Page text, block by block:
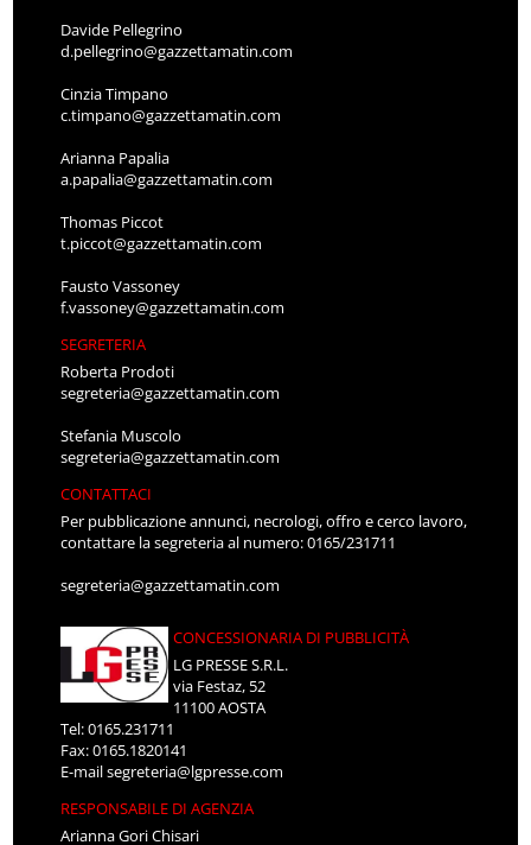
Davide Pellegrino
d.pellegrino@gazzettamatin.com
Cinzia Timpano
c.timpano@gazzettamatin.com
Arianna Papalia
a.papalia@gazzettamatin.com
Thomas Piccot
t.piccot@gazzettamatin.com
Fausto Vassoney
f.vassoney@gazzettamatin.com
SEGRETERIA
Roberta Prodoti
segreteria@gazzettamatin.com
Stefania Muscolo
segreteria@gazzettamatin.com
CONTATTACI
Per pubblicazione annunci, necrologi, offro e cerco lavoro,
contattare la segreteria al numero: 0165/231711
segreteria@gazzettamatin.com
CONCESSIONARIA DI PUBBLICITÀ
LG PRESSE S.R.L.
via Festaz, 52
11100 AOSTA
Tel: 0165.231711
Fax: 0165.1820141
E-mailsegreteria@lgpresse.com
RESPONSABILE DI AGENZIA
Arianna Gori Chisari